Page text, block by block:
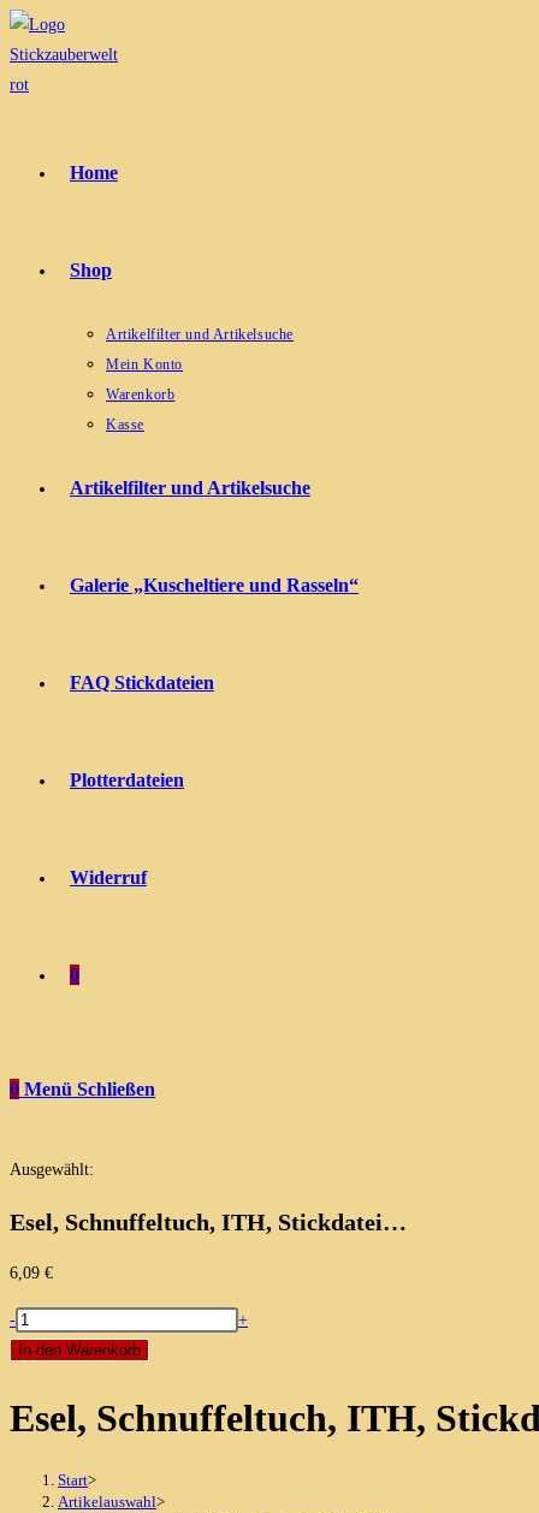
Zum
Inhalt
springen
Home
Shop
Artikelfilter und Artikelsuche
Mein Konto
Warenkorb
Kasse
Artikelfilter und Artikelsuche
Galerie „Kuscheltiere und Rasseln“
FAQ Stickdateien
Plotterdateien
Widerruf
0
0 Menü Schließen
Ausgewählt:
Esel, Schnuffeltuch, ITH, Stickdatei…
6,09 €
Esel,
Schnuffeltuch,
Stickdatei
-
+
In den Warenkorb
Esel, Schnuffeltuch, ITH,
Start>
Artikelauswahl>